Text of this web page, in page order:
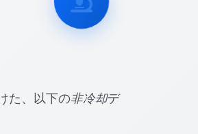
た、以下の非冷却デ